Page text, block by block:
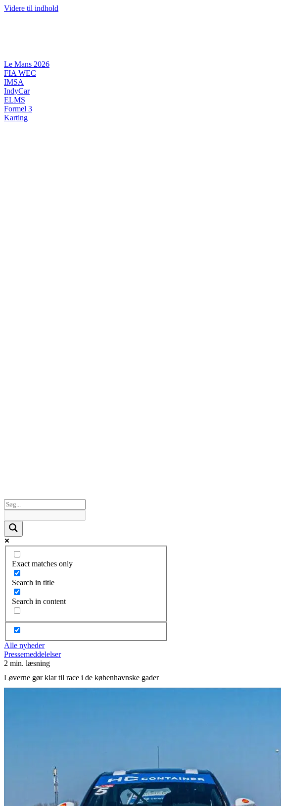
Videre til indhold
Le Mans 2026
FIA WEC
IMSA
IndyCar
ELMS
Formel 3
Karting
Exact matches only
Search in title
Search in content
Alle nyheder
Pressemeddelelser
2 min. læsning
Løverne gør klar til race i de københavnske gader